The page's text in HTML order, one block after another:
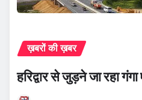
ख़बरों की ख़बर
हरिद्वार से जुड़ने जा रहा